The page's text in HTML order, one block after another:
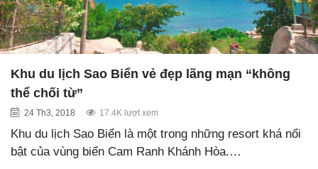
Khu du lịch Sao Biển vẻ đẹp lãng mạn “không
thể chối từ”
24 Th3, 2018 17.4K lượt xem
Khu du lịch Sao Biển là một trong những resort khá nổi
bật của vùng biển Cam Ranh Khánh Hòa.…